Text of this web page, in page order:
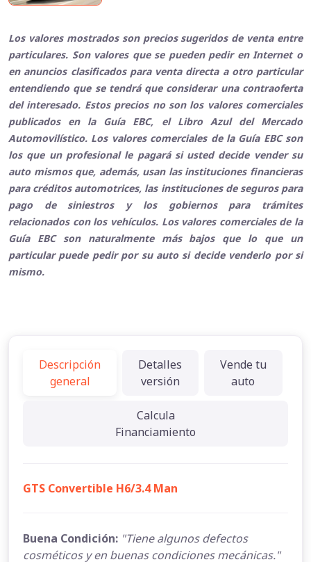
Los valores mostrados son precios sugeridos de venta entre
particulares. Son valores que se pueden pedir en Internet o
en anuncios clasificados para venta directa a otro particular
entendiendo que se tendrá que considerar una contraoferta
del interesado. Estos precios no son los valores comerciales
publicados en la Guía EBC, el Libro Azul del Mercado
Automovilístico. Los valores comerciales de la Guía EBC son
los que un profesional le pagará si usted decide vender su
auto mismos que, además, usan las instituciones financieras
para créditos automotrices, las instituciones de seguros para
pago de siniestros y los gobiernos para trámites
relacionados con los vehículos. Los valores comerciales de la
Guía EBC son naturalmente más bajos que lo que un
particular puede pedir por su auto si decide venderlo por si
mismo.
Descripción
general
Detalles
versión
Vende tu
auto
Calcula
Financiamiento
GTS Convertible H6/3.4 Man
Buena Condición: "Tiene algunos defectos
cosméticos y en buenas condiciones mecánicas."